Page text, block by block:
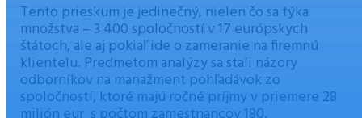
Tento prieskum je jedinečný, nielen čo sa týka
množstva – 3 400 spoločností v 17 európskych
štátoch, ale aj pokiaľ ide o zameranie na firemnú
klientelu. Predmetom analýzy sa stali názory
odborníkov na manažment pohľadávok zo
spoločností, ktoré majú ročné príjmy v priemere 28